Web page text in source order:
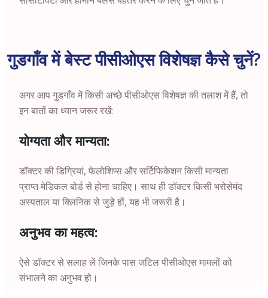
गुडगाँव में बेस्ट पीसीओएस विशेषज्ञ कैसे चुनें?
अगर आप गुडगाँव में किसी अच्छे पीसीओएस विशेषज्ञ की तलाश में हैं, तो
इन बातों का ध्यान जरूर रखें:
योग्यता और मान्यता:
डॉक्टर की डिग्रियां, फेलोशिप्स और सर्टिफिकेशन किसी मान्यता
प्राप्त मेडिकल बोर्ड से होना चाहिए। साथ ही डॉक्टर किसी भरोसेमंद
अस्पताल या क्लिनिक से जुड़े हों, यह भी जरूरी है।
अनुभव का महत्व:
ऐसे डॉक्टर से सलाह लें जिनके पास जटिल पीसीओएस मामलों को
संभालने का अनुभव हो।